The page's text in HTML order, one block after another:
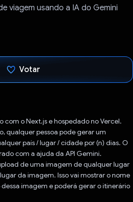
viagem usando a IA do Gemini
Votar
com o Next.js e hospedado no Vercel.
qualquer pessoa pode gerar um
país / lugar / cidade por (n) dias. O
com a ajuda da API Gemini.
de uma imagem de qualquer lugar
da imagem. Isso vai mostrar o nome
imagem e poderá gerar o itinerário